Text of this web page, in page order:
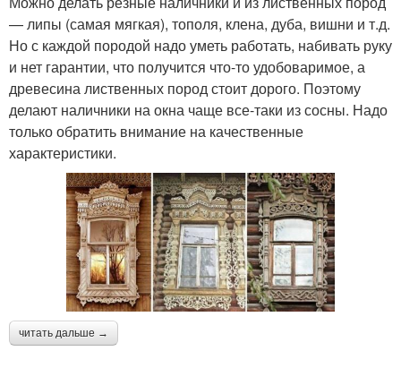
— липы (самая мягкая), тополя, клена, дуба, вишни и т.д.
Но с каждой породой надо уметь работать, набивать руку
и нет гарантии, что получится что-то удобоваримое, а
древесина лиственных пород стоит дорого. Поэтому
делают наличники на окна чаще все-таки из сосны. Надо
только обратить внимание на качественные
характеристики.
читать дальше →